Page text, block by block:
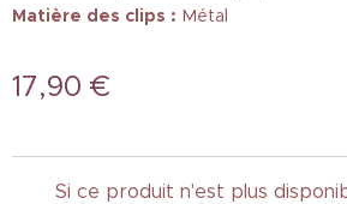
Matière des clips : Métal
17,90 €
Si ce produit n'est plus